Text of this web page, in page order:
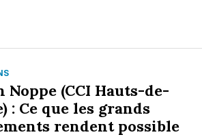
Noppe (CCI Hauts-de-
: Ce que les grands
rendent possible